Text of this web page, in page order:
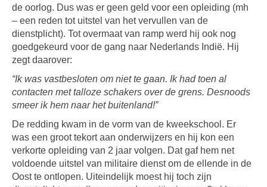
de oorlog. Dus was er geen geld voor een opleiding (mh
– een reden tot uitstel van het vervullen van de
dienstplicht). Tot overmaat van ramp werd hij ook nog
goedgekeurd voor de gang naar Nederlands Indië. Hij
zegt daarover:
“Ik was vastbesloten om niet te gaan. Ik had toen al
contacten met talloze schakers over de grens. Desnoods
smeer ik hem naar het buitenland!”
De redding kwam in de vorm van de kweekschool. Er
was een groot tekort aan onderwijzers en hij kon een
verkorte opleiding van 2 jaar volgen. Dat gaf hem net
voldoende uitstel van militaire dienst om de ellende in de
Oost te ontlopen. Uiteindelijk moest hij toch zijn